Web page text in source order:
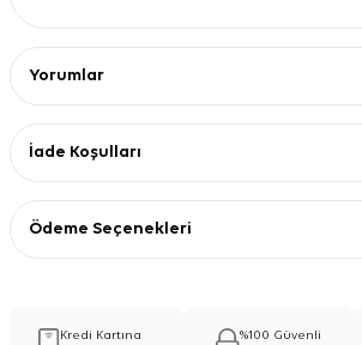
Yorumlar
İade Koşulları
Ödeme Seçenekleri
Kredi Kartına
%100 Güvenli